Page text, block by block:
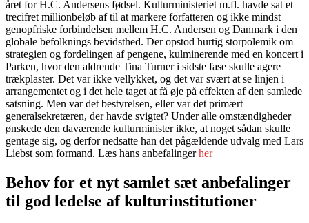
året for H.C. Andersens fødsel. Kulturministeriet m.fl. havde sat et
trecifret millionbeløb af til at markere forfatteren og ikke mindst
genopfri­ske forbindelsen mellem H.C. Andersen og Danmark i den
globale befolknings bevidsthed. Der opstod hurtig storpolemik om
strategien og fordelingen af pengene, kulminerende med en koncert i
Parken, hvor den aldrende Tina Turner i sidste fase skulle agere
trækplaster. Det var ikke vellykket, og det var svært at se linjen i
arrangementet og i det hele taget at få øje på effekten af den samlede
satsning. Men var det bestyrelsen, eller var det primært
generalsekretæren, der havde svigtet? Under alle omstændigheder
ønskede den daværende kultur­minister ikke, at noget sådan skulle
gentage sig, og derfor nedsatte han det pågældende udvalg med Lars
Liebst som formand. Læs hans anbefalingerher
Behov for et nyt samlet sæt anbefalinger
til god ledelse af kulturinstitutioner